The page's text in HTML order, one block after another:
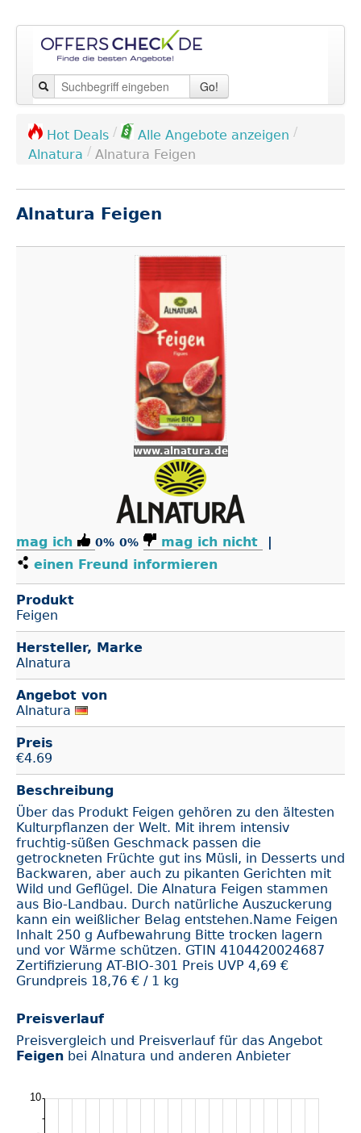
Go!
Hot Deals / Alle Angebote anzeigen /
Alnatura / Alnatura Feigen
Alnatura Feigen
www.alnatura.de
mag ich 0% 0% mag ich nicht
|
einen Freund informieren
Produkt
Feigen
Hersteller, Marke
Alnatura
Angebot von
Alnatura
Preis
€4.69
Beschreibung
Über das Produkt Feigen gehören zu den ältesten
Kulturpflanzen der Welt. Mit ihrem intensiv
fruchtig-süßen Geschmack passen die
getrockneten Früchte gut ins Müsli, in Desserts und
Backwaren, aber auch zu pikanten Gerichten mit
Wild und Geflügel. Die Alnatura Feigen stammen
aus Bio-Landbau. Durch natürliche Auszuckerung
kann ein weißlicher Belag entstehen.Name Feigen
Inhalt 250 g Aufbewahrung Bitte trocken lagern
und vor Wärme schützen. GTIN 4104420024687
Zertifizierung AT-BIO-301 Preis UVP 4,69 €
Grundpreis 18,76 € / 1 kg
Preisverlauf
Preisvergleich und Preisverlauf für das Angebot
Feigen bei Alnatura und anderen Anbieter